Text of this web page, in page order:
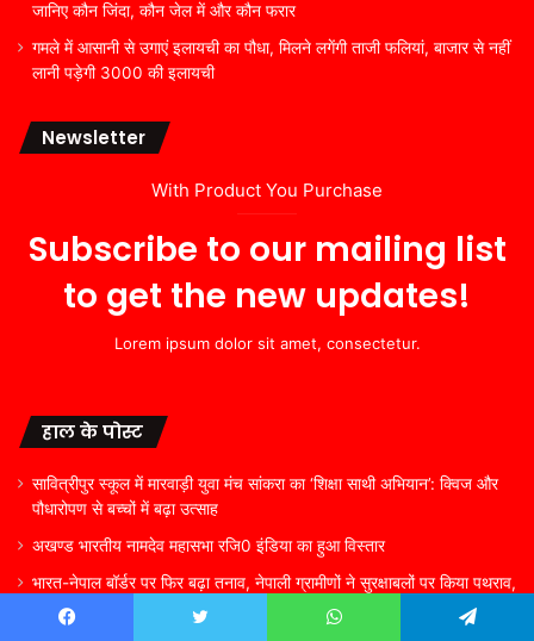
जानिए कौन जिंदा, कौन जेल में और कौन फरार
गमले में आसानी से उगाएं इलायची का पौधा, मिलने लगेंगी ताजी फलियां, बाजार से नहीं
लानी पड़ेगी 3000 की इलायची
Newsletter
With Product You Purchase
Subscribe to our mailing list
to get the new updates!
Lorem ipsum dolor sit amet, consectetur.
हाल के पोस्ट
सावित्रीपुर स्कूल में मारवाड़ी युवा मंच सांकरा का ‘शिक्षा साथी अभियान’: क्विज और
पौधारोपण से बच्चों में बढ़ा उत्साह
अखण्ड भारतीय नामदेव महासभा रजि0 इंडिया का हुआ विस्तार
भारत-नेपाल बॉर्डर पर फिर बढ़ा तनाव, नेपाली ग्रामीणों ने सुरक्षाबलों पर किया पथराव,
बिहार के थाने में FIR दर्ज